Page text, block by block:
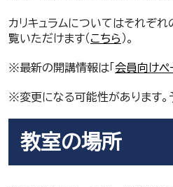
カリキュラムについてはそれぞ
覧いただけます（ こちら ）。
※最新の開講情報は「 会員向けペ
※変更になる可能性があります。
教室の場所